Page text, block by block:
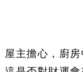
屋主擔心，廚